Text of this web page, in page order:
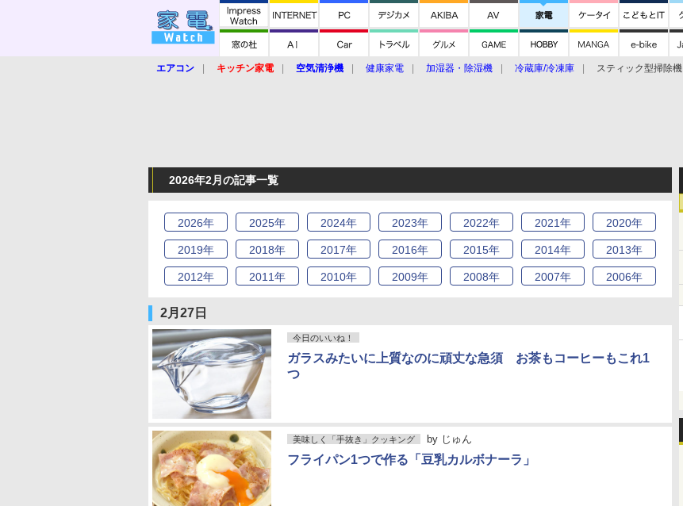
エアコン キッチン家電 空気清浄機 健康家電 加湿器・除湿機 冷蔵庫/冷凍庫 スティック型掃除機
2026年2月の記事一覧
2026年 2025年 2024年 2023年 2022年 2021年 2020年
2019年 2018年 2017年 2016年 2015年 2014年 2013年
2012年 2011年 2010年 2009年 2008年 2007年 2006年
2月27日
今日のいいね！
ガラスみたいに上質なのに頑丈な急須 お茶もコーヒーもこれ1
つ
美味しく「手抜き」クッキング by じゅん
フライパン1つで作る「豆乳カルボナーラ」